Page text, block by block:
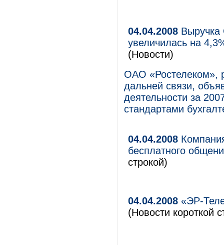
04.04.2008
увеличилась на
(Новости)
ОАО «Ростелеком»,
дальней связи,
деятельности за
стандартами
04.04.2008
бесплатного
строкой)
04.04.2008 «ЭР-
(Новости короткой